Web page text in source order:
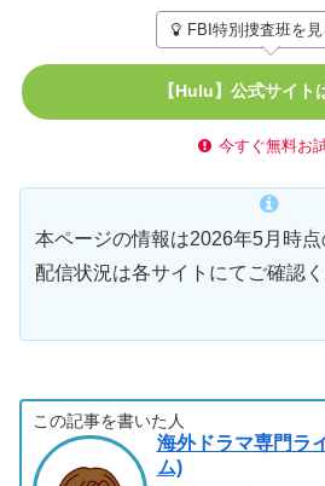
FBI特別捜査班を見
【Hulu】公式サイト
今すぐ無料お
本ページの情報は2026年5月時
配信状況は各サイトにてご確認く
この記事を書いた人
海外ドラマ専門ラ
ム)